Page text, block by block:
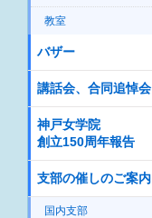
教室
バザー
講話会、合同追悼会
神戸女学院
創立150周年報告
支部の催しのご案内
国内支部